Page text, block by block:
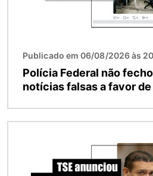
Publicado em 06/08/2026 às
Polícia Federal não
notícias falsas a favor